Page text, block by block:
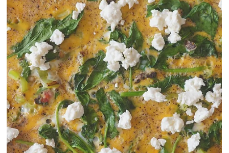
ГЛАВНИ ЈАДЕЊА
Пилешко со киноа и песто
Сакам да готвам и да препорачувам на клиенти
јадења кои со секој залак нудат куп хранливи
материи, а претставуваат и експлозија од
вкусови.